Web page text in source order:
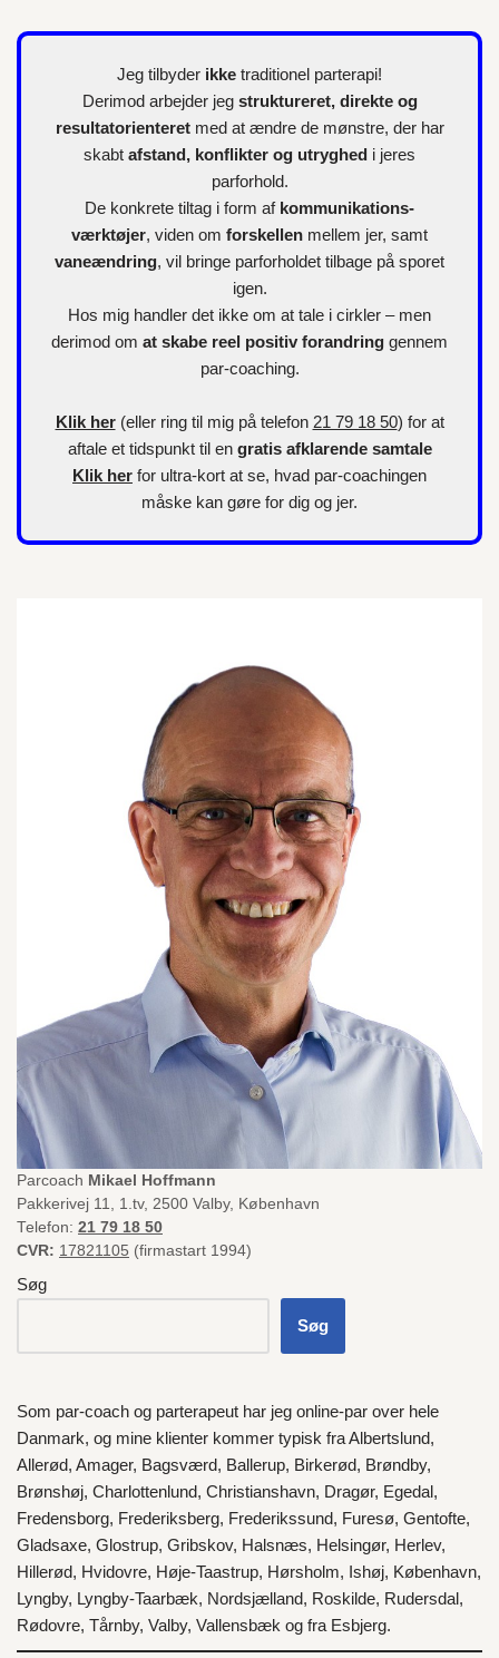
Jeg tilbyder ikke traditionel parterapi!
Derimod arbejder jeg struktureret, direkte og
resultatorienteretmed at ændre de mønstre, der har
skabt afstand, konflikter og utryghed i jeres
parforhold.
De konkrete tiltag i form af kommunikations-
værktøjer, viden om forskellen mellem jer, samt
vaneændring, vil bringe parforholdet tilbage på sporet
igen.
Hos mig handler det ikke om at tale i cirkler – men
derimod om at skabe reel positiv forandring gennem
par-coaching.
Klik her(eller ring til mig på telefon 21 79 18 50) for at
aftale et tidspunkt til en gratis afklarende samtale
Klik her for ultra-kort at se, hvad par-coachingen
måske kan gøre for dig og jer.
Parcoach Mikael Hoffmann
Pakkerivej 11, 1.tv, 2500 Valby, København
Telefon: 21 79 18 50
CVR: 17821105 (firmastart 1994)
Søg
Søg
Som par-coach og parterapeut har jeg online-par over hele
Danmark, og mine klienter kommer typisk fraAlbertslund,
Allerød, Amager, Bagsværd, Ballerup, Birkerød, Brøndby,
Brønshøj, Charlottenlund, Christianshavn, Dragør, Egedal,
Fredensborg, Frederiksberg, Frederikssund, Furesø, Gentofte,
Gladsaxe, Glostrup, Gribskov, Halsnæs, Helsingør, Herlev,
Hillerød, Hvidovre, Høje-Taastrup, Hørsholm, Ishøj, København,
Lyngby, Lyngby-Taarbæk, Nordsjælland, Roskilde, Rudersdal,
Rødovre, Tårnby, Valby, Vallensbæk og fra Esbjerg.